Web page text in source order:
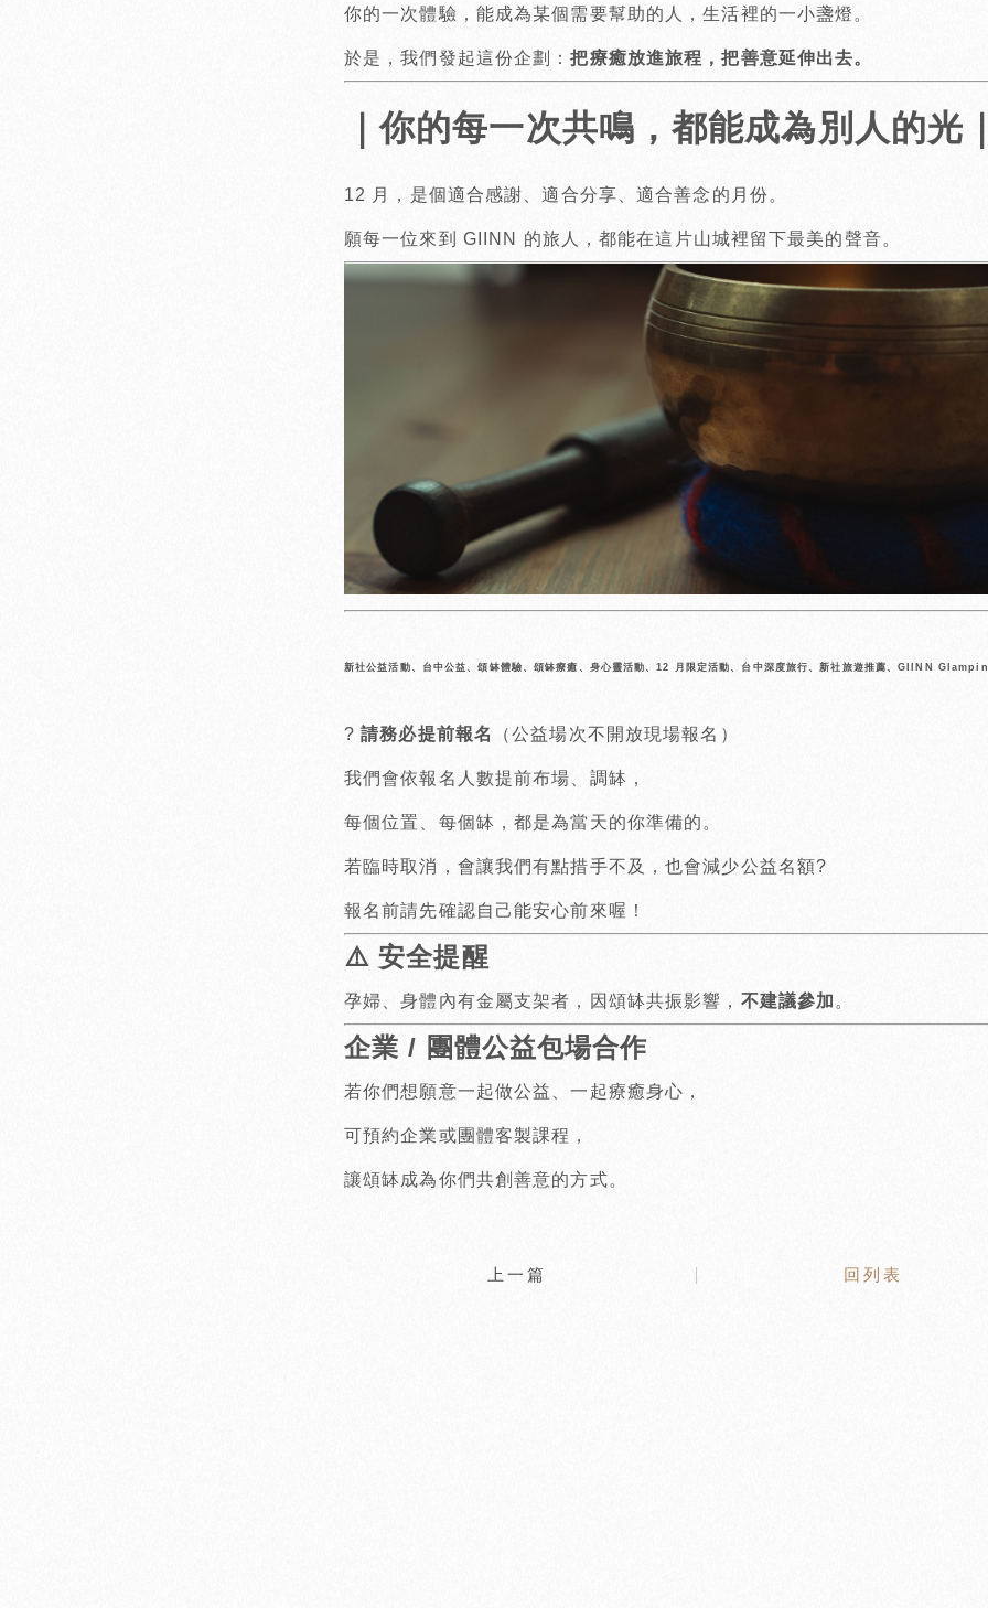
你的一次體驗，能成為某個需要幫助的人，生活裡的一小盞燈。
於是，我們發起這份企劃：把療癒放進旅程，把善意延伸出去。
｜你的每一次共鳴，都能成為別人的光
12 月，是個適合感謝、適合分享、適合善念的月份。
願每一位來到 GIINN 的旅人，都能在這片山城裡留下最美的聲音。
新社公益活動、台中公益、頌缽體驗、頌缽療癒、身心靈活動、12 月限定活動、台中深度旅行、新社旅遊推薦、GIINN
?請務必提前報名 （公益場次不開放現場報名）
我們會依報名人數提前布場、調缽，
每個位置、每個缽，都是為當天的你準備的。
若臨時取消，會讓我們有點措手不及，也會減少公益名額?
報名前請先確認自己能安心前來喔！
⚠️安全提醒
孕婦、身體內有金屬支架者，因頌缽共振影響， 不建議參加 。
企業 / 團體公益包場合作
若你們想願意一起做公益、一起療癒身心，
可預約企業或團體客製課程，
讓頌缽成為你們共創善意的方式。
上一篇 回列表